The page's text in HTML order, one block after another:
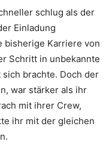
schlug als der
Einladung
bisherige Karriere von
Schritt in unbekannte
brachte. Doch der
war stärker als ihr
mit ihrer Crew,
ihr mit der gleichen